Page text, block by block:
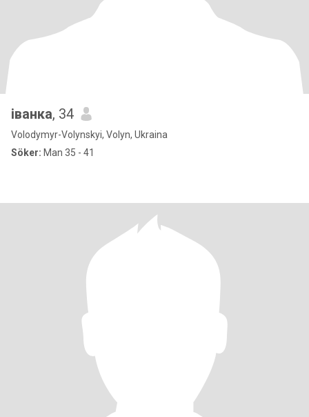
іванка, 34
Volodymyr-Volynskyi, Volyn, Ukraina
Söker: Man 35 - 41